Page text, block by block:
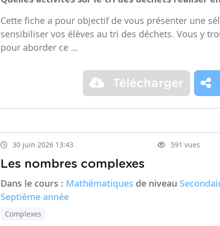
Cette fiche a pour objectif de vous présenter une
sensibiliser vos élèves au tri des déchets. Vous y
pour aborder ce …
Télécharger
30 juin 2026 13:43 591 vues
Les nombres complexes
Dans le cours : Mathématiques de niveau
Septième année
Complexes